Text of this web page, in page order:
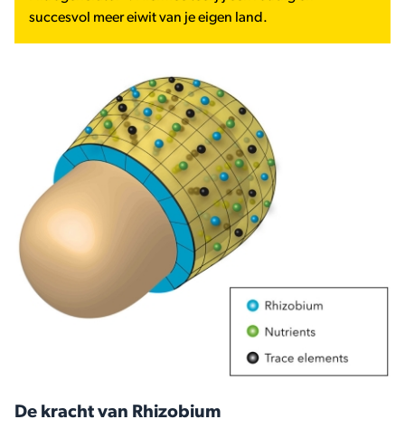
succesvol meer eiwit van je eigen land.
De kracht van Rhizobium